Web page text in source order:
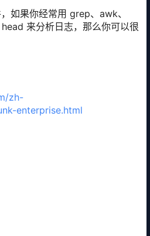
如果你经常用 grep、awk、
来分析日志，那么你可以很
zh-
enterprise.html